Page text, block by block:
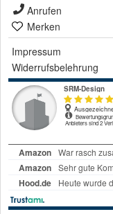
Anrufen
Merken
Impressum
Widerrufsbelehrung